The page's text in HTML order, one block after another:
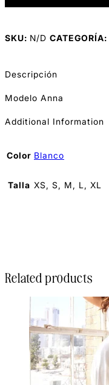
SKU: N/D CATEGORÍA:
Descripción
Modelo Anna
Additional Information
Color Blanco
Talla XS, S, M, L, XL
Related products